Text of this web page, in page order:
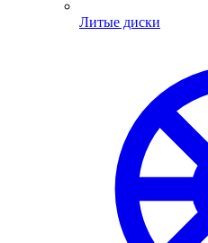
Литые диски